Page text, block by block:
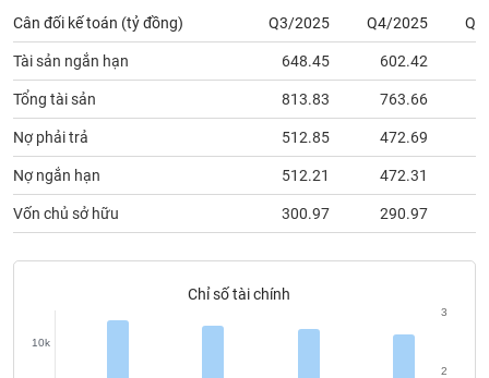
Cân đối kế toán (tỷ đồng) Q3/2025 Q4/2025
Tài sản ngắn hạn 648.45 602.42
Tổng tài sản 813.83 763.66
Nợ phải trả 512.85 472.69
Nợ ngắn hạn 512.21 472.31
Vốn chủ sở hữu 300.97 290.97
Chỉ số tài chính
10k
2
3
Đào
tạo
Sách
tài
chính
đầu